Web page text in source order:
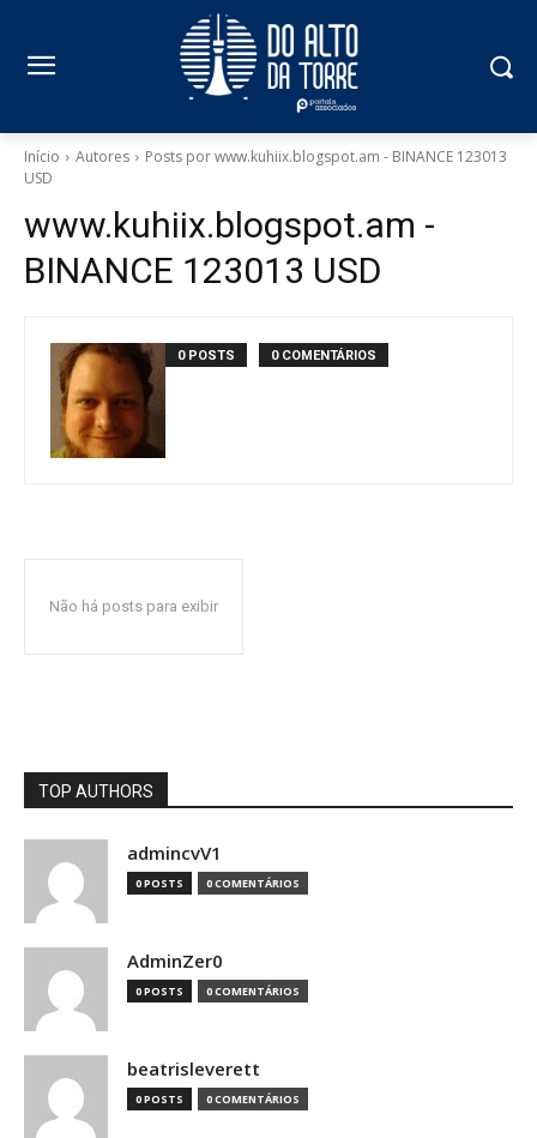
Início Autores
Posts por www.kuhiix.blogspot.am - BINANCE 123013
USD
www.kuhiix.blogspot.am -
BINANCE 123013 USD
0 POSTS 0 COMENTÁRIOS
Não há posts para exibir
TOP AUTHORS
admincvV1
0 POSTS 0 COMENTÁRIOS
AdminZer0
0 POSTS 0 COMENTÁRIOS
beatrisleverett
0 POSTS 0 COMENTÁRIOS